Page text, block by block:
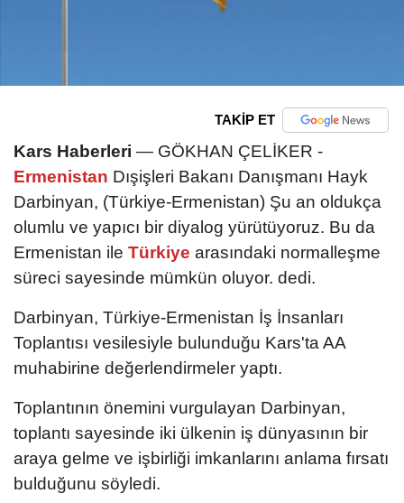
TAKİP ET
Kars Haberleri — GÖKHAN ÇELİKER -
Ermenistan Dışişleri Bakanı Danışmanı Hayk
Darbinyan, (Türkiye-Ermenistan) Şu an oldukça
olumlu ve yapıcı bir diyalog yürütüyoruz. Bu da
Ermenistan ile Türkiye arasındaki normalleşme
süreci sayesinde mümkün oluyor. dedi.
Darbinyan, Türkiye-Ermenistan İş İnsanları
Toplantısı vesilesiyle bulunduğu Kars'ta AA
muhabirine değerlendirmeler yaptı.
Toplantının önemini vurgulayan Darbinyan,
toplantı sayesinde iki ülkenin iş dünyasının bir
araya gelme ve işbirliği imkanlarını anlama fırsatı
bulduğunu söyledi.